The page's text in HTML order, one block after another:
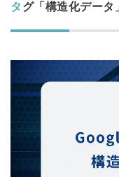
タグ「構造化デー